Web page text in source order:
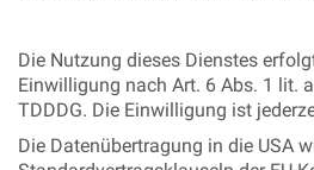
Die Nutzung dieses Dienstes
Einwilligung nach Art. 6 Abs. 1 lit.
TDDDG. Die Einwilligung ist
Die Datenübertragung in die USA